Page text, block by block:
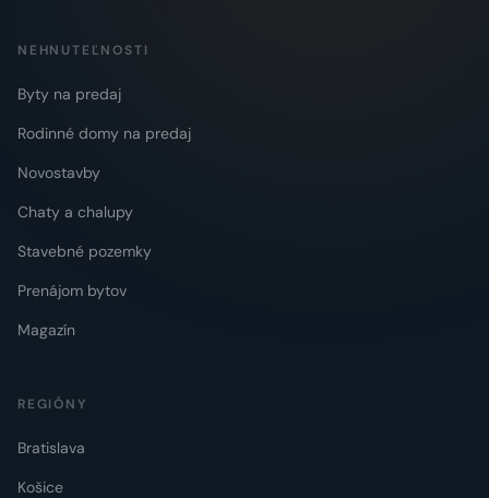
NEHNUTEĽNOSTI
Byty na predaj
Rodinné domy na predaj
Novostavby
Chaty a chalupy
Stavebné pozemky
Prenájom bytov
Magazín
REGIÓNY
Bratislava
Košice